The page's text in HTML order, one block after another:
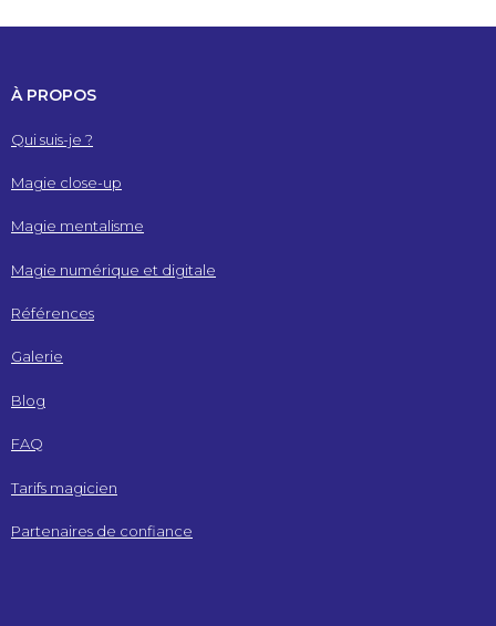
À PROPOS
Qui suis-je ?
Magie close-up
Magie mentalisme
Magie numérique et digitale
Références
Galerie
Blog
FAQ
Tarifs magicien
Partenaires de confiance